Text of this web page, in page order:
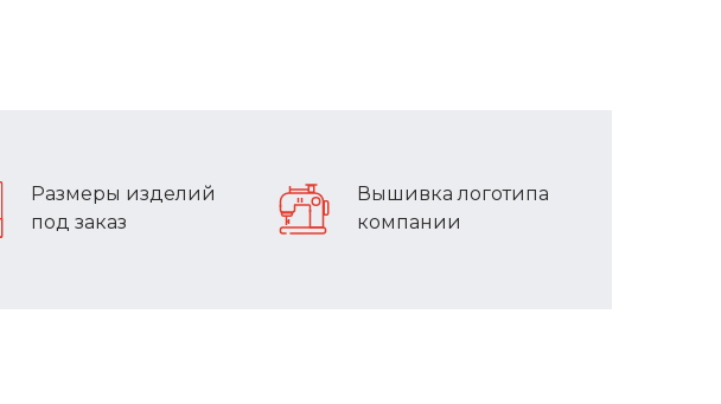
Размеры изделий
под заказ
Вышивка логотипа
компании